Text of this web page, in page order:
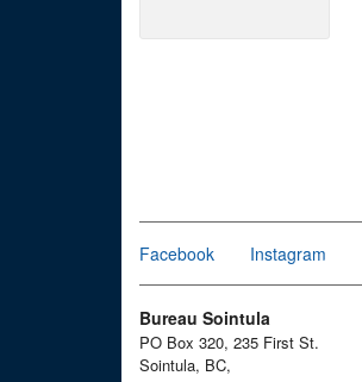
Facebook Instagram
Bureau Sointula
PO Box 320, 235 First St.
Sointula, BC,